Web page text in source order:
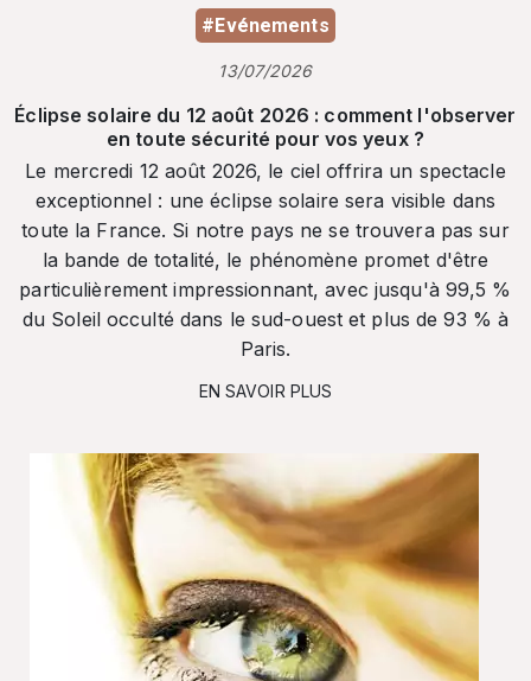
#Evénements
13/07/2026
Éclipse solaire du 12 août 2026 : comment l'observer
en toute sécurité pour vos yeux ?
Le mercredi 12 août 2026, le ciel offrira un spectacle
exceptionnel : une éclipse solaire sera visible dans
toute la France. Si notre pays ne se trouvera pas sur
la bande de totalité, le phénomène promet d'être
particulièrement impressionnant, avec jusqu'à 99,5 %
du Soleil occulté dans le sud-ouest et plus de 93 % à
Paris.
EN SAVOIR PLUS